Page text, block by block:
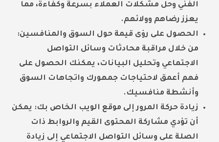
الفني وحل مشكلات العملاء بسرعة وكفاءة، مما
يعزز رضاهم وولائهم.
الحصول على رؤى قيمة حول السوق والمنافسين:
من خلال مراقبة محادثات وسائل التواصل
الاجتماعي وتحليل البيانات، يمكنك الحصول على
فهم أعمق لاحتياجات جمهورك واتجاهات السوق
وأنشطة منافسيك.
زيادة حركة المرور إلى موقع الويب الخاص بك: يمكن
أن تؤدي مشاركة المحتوى القيم والروابط ذات
الصلة على وسائل التواصل الاجتماعي إلى زيادة